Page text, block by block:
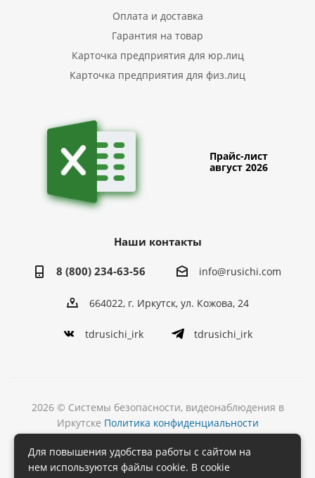
Оплата и доставка
Гарантия на товар
Карточка предприятия для юр.лиц
Карточка предприятия для физ.лиц
Прайс-лист
август 2026
Наши контакты
8 (800) 234-63-56 info@rusichi.com
664022, г. Иркутск, ул. Кожова, 24
tdrusichi_irk tdrusichi_irk
2026 © Системы безопасности, видеонаблюдения в
Иркутске Политика конфиденциальности
Разработка
и поддержка сайта
Для повышения удобства работы с сайтом на
нем используются файлы cookie. В cookie